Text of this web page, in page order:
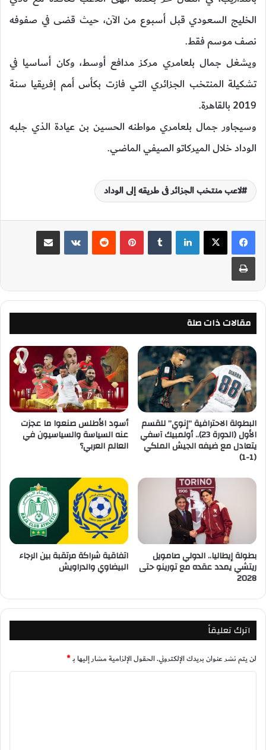
الخليج السعودي قبل أسبوع من الآن، حيث قضى في صفوفه
نصف موسم فقط.
ويشغل جمال بلعامري مركز مدافع أوسط، وكان أساسيا في
تشكيلة المنتخب الجزائري التي فازت بكأس أمم إفريقيا سنة
2019 بالقاهرة.
وسيجاور جمال بلعامري مواطنه الحسين بن عيادة الذي جلبه
الوداد خلال الميركاتو الصيفي الماضي.
لاعب منتخب الجزائر فى طريقه إلى الوداد
لينكدإن بينتيريست
مقالات ذات صلة
البطولة الاحترافية “إنوي” للقسم
الأول (الدورة 23).. أولمبيك آسفي
يتعادل مع ضيفه الجيش الملكي
(1-1)
أسود الأطلس صنعوا ما عجزت
عنه السياسة والسياسيون في
العالم العربي؟
بطولة إيطاليا.. الدولي صامويل
ريتشي يمدد عقده مع تورينو حتى
2028
اتفاقية شراكة مرتقبة بين الرجاء
البيضاوي والدراويش
اترك تعليقاً
لن يتم نشر عنوان بريدك الإلكتروني.الحقول الإلزامية مشار إليها بـ*